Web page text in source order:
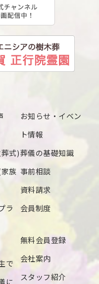
式)
族
ラ
で
に
お知らせ・イベン
ト情報
葬儀の基礎知識
事前相談
資料請求
会員制度
無料会員登録
会社案内
スタッフ紹介